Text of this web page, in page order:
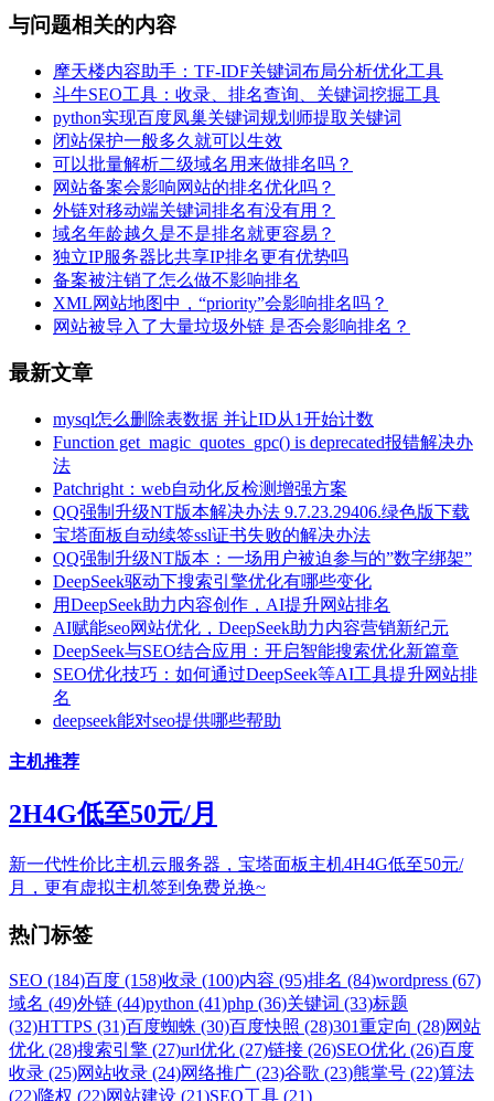
与问题相关的内容
摩天楼内容助手：TF-IDF关键词布局分析优化工具
斗牛SEO工具：收录、排名查询、关键词挖掘工具
python实现百度凤巢关键词规划师提取关键词
闭站保护一般多久就可以生效
可以批量解析二级域名用来做排名吗？
网站备案会影响网站的排名优化吗？
外链对移动端关键词排名有没有用？
域名年龄越久是不是排名就更容易？
独立IP服务器比共享IP排名更有优势吗
备案被注销了怎么做不影响排名
XML网站地图中，“priority”会影响排名吗？
网站被导入了大量垃圾外链 是否会影响排名？
最新文章
mysql怎么删除表数据 并让ID从1开始计数
Function get_magic_quotes_gpc() is deprecated报错解决办
法
Patchright：web自动化反检测增强方案
QQ强制升级NT版本解决办法 9.7.23.29406.绿色版下载
宝塔面板自动续签ssl证书失败的解决办法
QQ强制升级NT版本：一场用户被迫参与的”数字绑架”
DeepSeek驱动下搜索引擎优化有哪些变化
用DeepSeek助力内容创作，AI提升网站排名
AI赋能seo网站优化，DeepSeek助力内容营销新纪元
DeepSeek与SEO结合应用：开启智能搜索优化新篇章
SEO优化技巧：如何通过DeepSeek等AI工具提升网站排
名
deepseek能对seo提供哪些帮助
主机推荐
2H4G低至50元/月
新一代性价比主机云服务器，宝塔面板主机4H4G低至50元/
月，更有虚拟主机签到免费兑换~
热门标签
SEO (184)百度 (158)收录 (100)内容 (95)排名 (84)wordpress (67)
域名 (49)外链 (44)python (41)php (36)关键词 (33)标题
(32)HTTPS (31)百度蜘蛛 (30)百度快照 (28)301重定向 (28)网站
优化 (28)搜索引擎 (27)url优化 (27)链接 (26)SEO优化 (26)百度
收录 (25)网站收录 (24)网络推广 (23)谷歌 (23)熊掌号 (22)算法
(22)降权 (22)网站建设 (21)SEO工具 (21)